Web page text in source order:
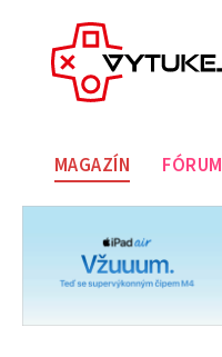
MAGAZÍN FÓRUM